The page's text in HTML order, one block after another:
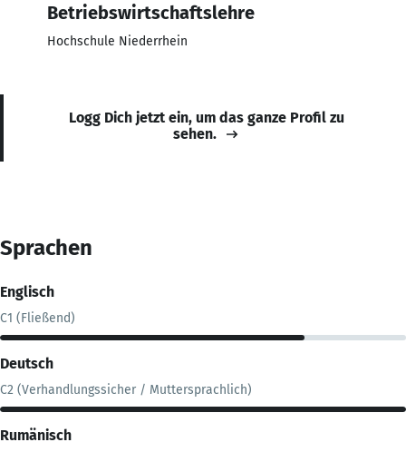
Betriebswirtschaftslehre
Hochschule Niederrhein
Logg Dich jetzt ein, um das ganze Profil zu
sehen.
Sprachen
Englisch
C1 (Fließend)
Deutsch
C2 (Verhandlungssicher / Muttersprachlich)
Rumänisch